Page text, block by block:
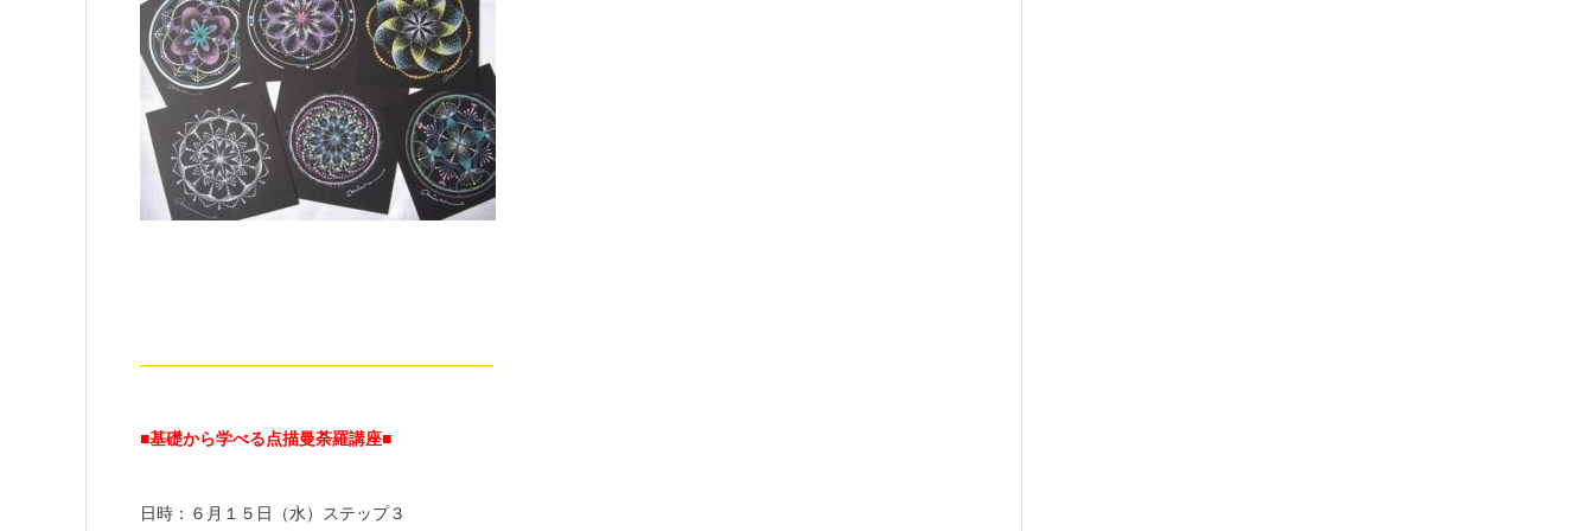
—————————————————————-
■基礎から学べる点描曼荼羅講座■
日時：６月１５日（水）ステップ３